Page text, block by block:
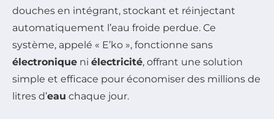
douches en intégrant, stockant et réinjectant
automatiquement l’eau froide perdue. Ce
système, appelé « E’ko », fonctionne sans
électronique ni électricité, offrant une solution
simple et efficace pour économiser des millions de
litres d’eau chaque jour.